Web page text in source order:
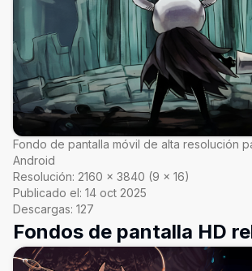
Fondo de pantalla móvil de alta resolución
Android
Resolución: 2160 × 3840 (9 × 16)
Publicado el: 14 oct 2025
Descargas: 127
Fondos de pantalla HD